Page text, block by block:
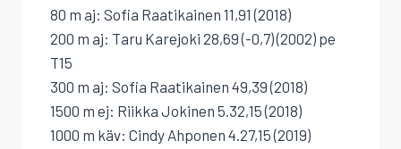
80 m aj: Sofia Raatikainen 11,91 (2018)
200 m aj: Taru Karejoki 28,69 (-0,7) (2002) pe
T15
300 m aj: Sofia Raatikainen 49,39 (2018)
1500 m ej: Riikka Jokinen 5.32,15 (2018)
1000 m käv: Cindy Ahponen 4.27,15 (2019)